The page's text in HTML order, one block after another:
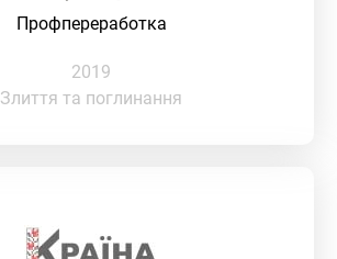
Профпереработка
2019
Злиття та поглинання